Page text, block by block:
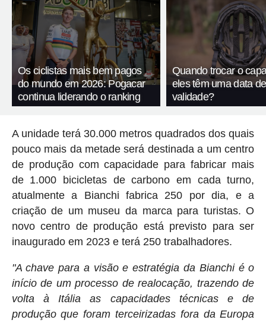
Os ciclistas mais bem pagos
do mundo em 2026: Pogacar
continua liderando o ranking
Quando trocar o
eles têm uma data de
validade?
A unidade terá 30.000 metros quadrados dos quais
pouco mais da metade será destinada a um centro
de produção com capacidade para fabricar mais
de 1.000 bicicletas de carbono em cada turno,
atualmente a Bianchi fabrica 250 por dia, e a
criação de um museu da marca para turistas. O
novo centro de produção está previsto para ser
inaugurado em 2023 e terá 250 trabalhadores.
"A chave para a visão e estratégia da Bianchi é o
início de um processo de realocação, trazendo de
volta à Itália as capacidades técnicas e de
produção que foram terceirizadas fora da Europa